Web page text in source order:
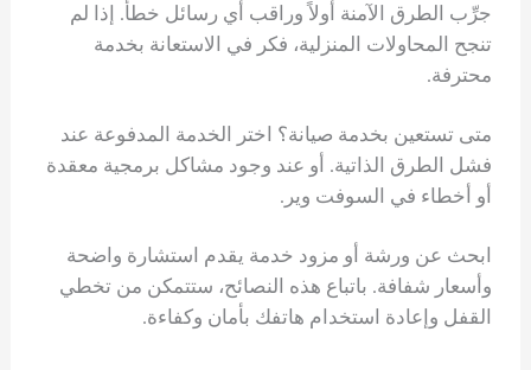
جرِّب الطرق الآمنة أولاً وراقب أي رسائل خطأ. إذا لم
تنجح المحاولات المنزلية، فكر في الاستعانة بخدمة
محترفة.
متى تستعين بخدمة صيانة؟ اختر الخدمة المدفوعة عند
فشل الطرق الذاتية. أو عند وجود مشاكل برمجية معقدة
أو أخطاء في السوفت وير.
ابحث عن ورشة أو مزود خدمة يقدم استشارة واضحة
وأسعار شفافة. باتباع هذه النصائح، ستتمكن من تخطي
القفل وإعادة استخدام هاتفك بأمان وكفاءة.